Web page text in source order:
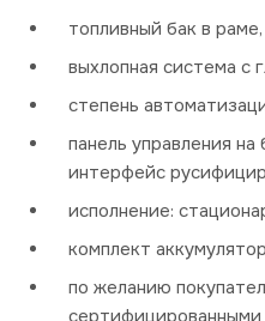
топливный бак в раме,
выхлопная система с
степень
панель управления
интерфейс
исполнение:
комплект
по желанию